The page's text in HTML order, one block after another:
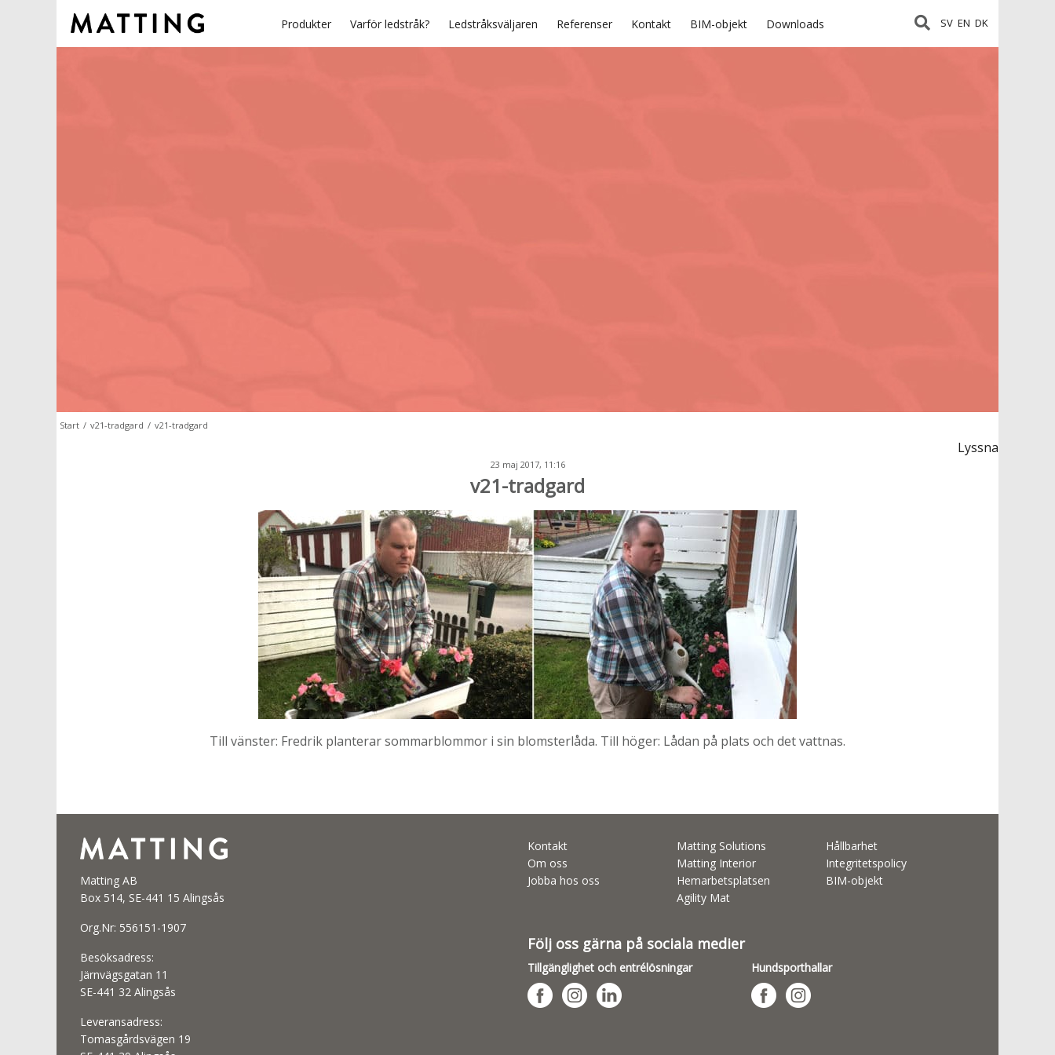
Produkter Varför ledstråk? Ledstråksväljaren Referenser Kontakt BIM-objekt Downloads SV EN DK
Start / v21-tradgard / v21-tradgard
Lyssna
23 maj 2017, 11:16
v21-tradgard
Till vänster: Fredrik planterar sommarblommor i sin blomsterlåda. Till höger: Lådan på plats och det vattnas.
Matting AB
Box 514, SE-441 15 Alingsås
Org.Nr: 556151-1907
Besöksadress:
Järnvägsgatan 11
SE-441 32 Alingsås
Leveransadress:
Tomasgårdsvägen 19
Kontakt
Om oss
Jobba hos oss
Matting Solutions
Matting Interior
Hemarbetsplatsen
Agility Mat
Hållbarhet
Integritetspolicy
BIM-objekt
Följ oss gärna på sociala medier
Tillgänglighet och entrélösningar Hundsporthallar